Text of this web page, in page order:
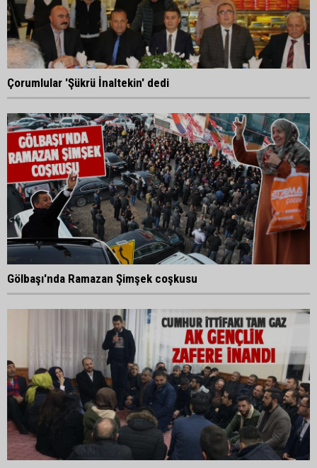
Çorumlular 'Şükrü İnaltekin' dedi
Gölbaşı'nda Ramazan Şimşek coşkusu